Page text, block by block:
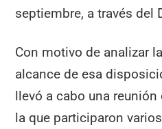
septiembre, a través del
Con motivo de analizar
alcance de esa
llevó a cabo una
la que participaron